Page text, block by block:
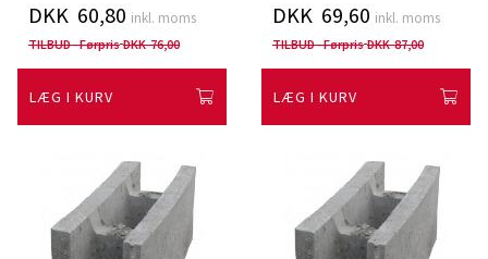
DKK 60,80 inkl. moms
TILBUD - Førpris DKK 76,00
LÆG I KURV
DKK 69,60 inkl. moms
TILBUD - Førpris DKK 87,00
LÆG I KURV